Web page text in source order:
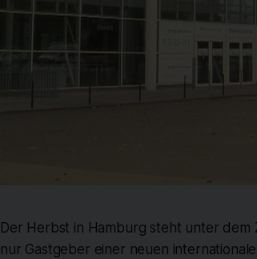
Der Herbst in Hamburg steht unter
nur Gastgeber einer neuen